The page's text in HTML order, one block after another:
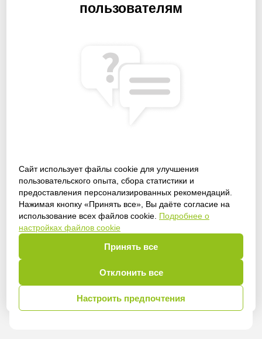
Сайт использует файлы cookie для улучшения
пользовательского опыта, сбора статистики и
предоставления персонализированных рекомендаций.
Нажимая кнопку «Принять все», Вы даёте согласие на
использование всех файлов cookie. Подробнее о
настройках файлов cookie
Принять все
Отклонить все
Настроить предпочтения
пользователям
Получить доступ
Войти